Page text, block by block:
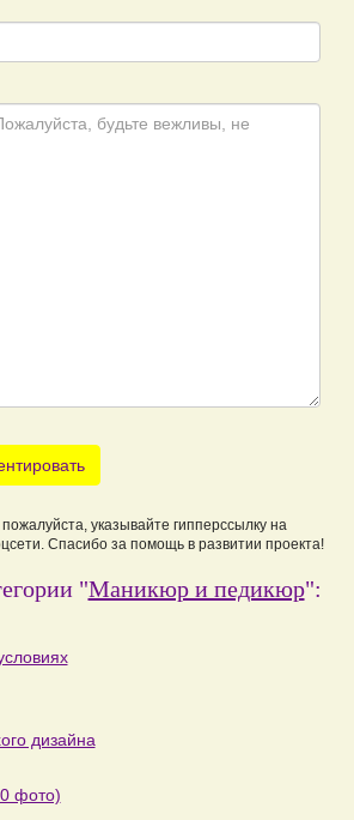
указывайте гипперссылку на
Спасибо за помощь в развитии проекта!
"Маникюр и педикюр":
дизайна
фото)